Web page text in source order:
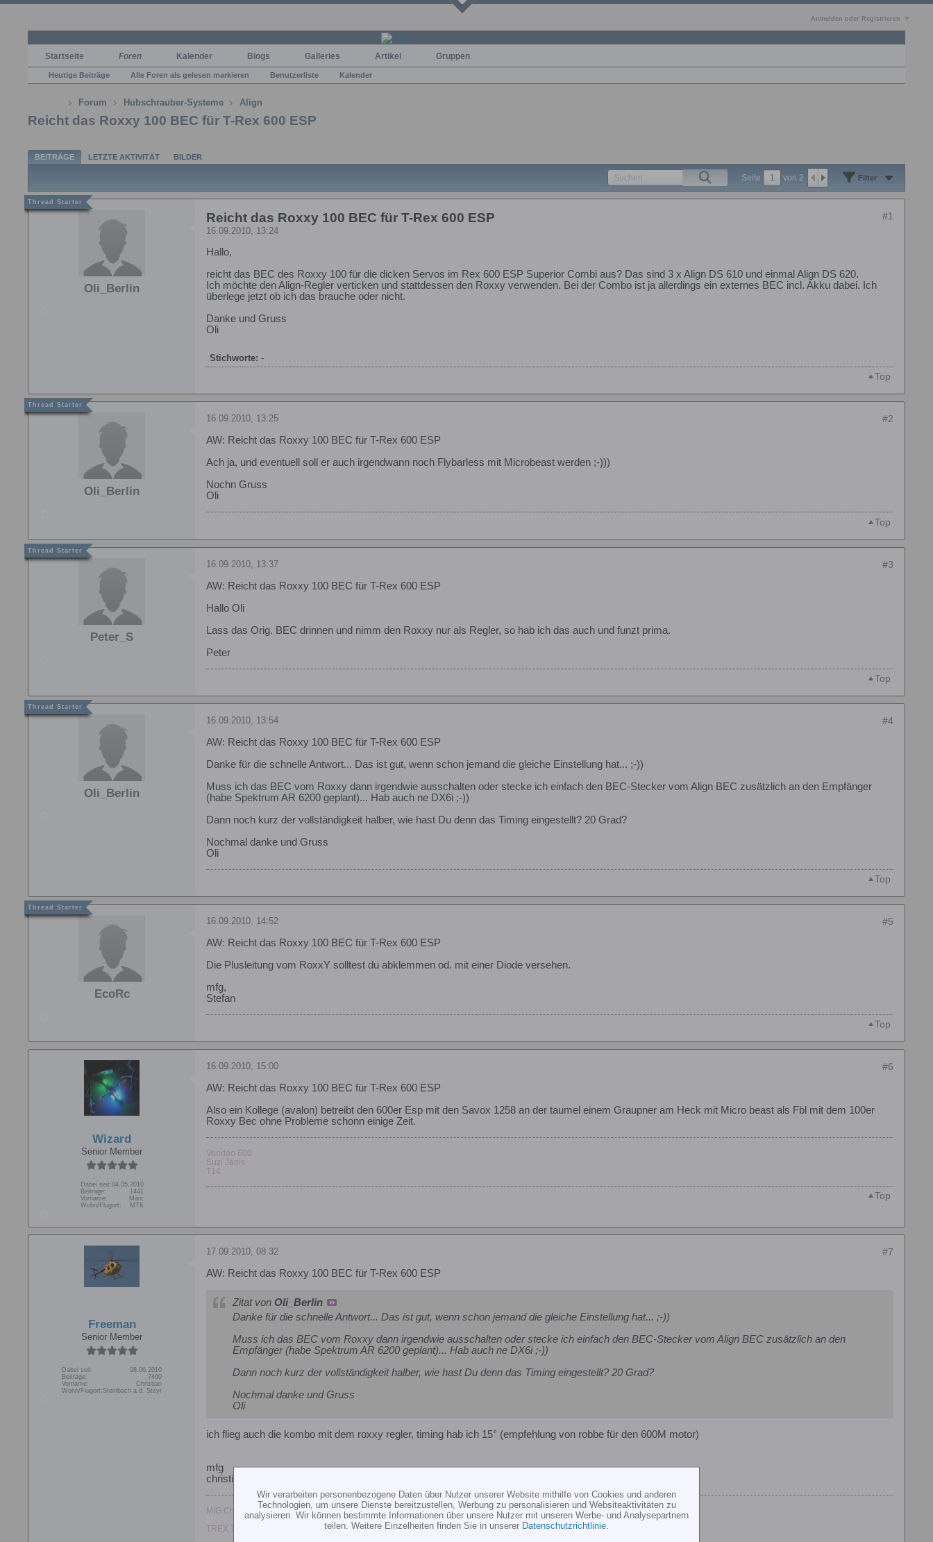
Anmelden oder Registrieren
Startseite Foren Kalender Blogs Galleries Artikel Gruppen
Heutige Beiträge Alle Foren als gelesen markieren Benutzerliste Kalender
Forum Hubschrauber-Systeme Align
Reicht das Roxxy 100 BEC für T-Rex 600 ESP
BEITRÄGE LETZTE AKTIVITÄT BILDER
Seite von 2 Filter
Oli_Berlin
#1
Reicht das Roxxy 100 BEC für T-Rex 600 ESP
16.09.2010, 13:24
Hallo,
reicht das BEC des Roxxy 100 für die dicken Servos im Rex 600 ESP Superior Combi aus? Das sind 3 x Align DS 610 und einmal Align DS 620.
Ich möchte den Align-Regler verticken und stattdessen den Roxxy verwenden. Bei der Combo ist ja allerdings ein externes BEC incl. Akku dabei. Ich
überlege jetzt ob ich das brauche oder nicht.
Danke und Gruss
Oli
Stichworte: -
Top
Oli_Berlin
#2
16.09.2010, 13:25
AW: Reicht das Roxxy 100 BEC für T-Rex 600 ESP
Ach ja, und eventuell soll er auch irgendwann noch Flybarless mit Microbeast werden ;-)))
Nochn Gruss
Oli
Top
Peter_S
#3
16.09.2010, 13:37
AW: Reicht das Roxxy 100 BEC für T-Rex 600 ESP
Hallo Oli
Lass das Orig. BEC drinnen und nimm den Roxxy nur als Regler, so hab ich das auch und funzt prima.
Peter
Top
Oli_Berlin
#4
16.09.2010, 13:54
AW: Reicht das Roxxy 100 BEC für T-Rex 600 ESP
Danke für die schnelle Antwort... Das ist gut, wenn schon jemand die gleiche Einstellung hat... ;-))
Muss ich das BEC vom Roxxy dann irgendwie ausschalten oder stecke ich einfach den BEC-Stecker vom Align BEC zusätzlich an den Empfänger
(habe Spektrum AR 6200 geplant)... Hab auch ne DX6i ;-))
Dann noch kurz der vollständigkeit halber, wie hast Du denn das Timing eingestellt? 20 Grad?
Nochmal danke und Gruss
Oli
Top
EcoRc
#5
16.09.2010, 14:52
AW: Reicht das Roxxy 100 BEC für T-Rex 600 ESP
Die Plusleitung vom RoxxY solltest du abklemmen od. mit einer Diode versehen.
mfg,
Stefan
Top
Wizard
Senior Member
Dabei seit:04.05.2010
Beiträge:
1441
Vorname:
Marc
Wohn/Flugort:
MTK
#6
16.09.2010, 15:00
AW: Reicht das Roxxy 100 BEC für T-Rex 600 ESP
Also ein Kollege (avalon) betreibt den 600er Esp mit den Savox 1258 an der taumel einem Graupner am Heck mit Micro beast als Fbl mit dem 100er
Roxxy Bec ohne Probleme schonn einige Zeit.
Voodoo 600
Suzi Janis
T14
Top
Freeman
Senior Member
Dabei seit:
08.06.2010
Beiträge:
7460
Vorname:
Christian
Wohn/Flugort: Steinbach a.d. Steyr
#7
17.09.2010, 08:32
AW: Reicht das Roxxy 100 BEC für T-Rex 600 ESP
Zitat von Oli_Berlin
Danke für die schnelle Antwort... Das ist gut, wenn schon jemand die gleiche Einstellung hat... ;-))
Muss ich das BEC vom Roxxy dann irgendwie ausschalten oder stecke ich einfach den BEC-Stecker vom Align BEC zusätzlich an den
Empfänger (habe Spektrum AR 6200 geplant)... Hab auch ne DX6i ;-))
Dann noch kurz der vollständigkeit halber, wie hast Du denn das Timing eingestellt? 20 Grad?
Nochmal danke und Gruss
Oli
ich flieg auch die kombo mit dem roxxy regler, timing hab ich 15° (empfehlung von robbe für den 600M motor)
mfg
christian
MfG Christian
TREX 700L TOP, Goblin 380, BO-105 (600er), Blade MCPX BL, T14SG
Wir verarbeiten personenbezogene Daten über Nutzer unserer Website mithilfe von Cookies und anderen
Technologien, um unsere Dienste bereitzustellen, Werbung zu personalisieren und Websiteaktivitäten zu
analysieren. Wir können bestimmte Informationen über unsere Nutzer mit unseren Werbe- und Analysepartnern
teilen. Weitere Einzelheiten finden Sie in unserer Datenschutzrichtlinie